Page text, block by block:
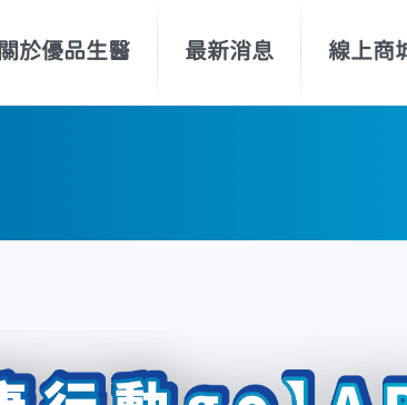
關於優品生醫 最新消息 線上商